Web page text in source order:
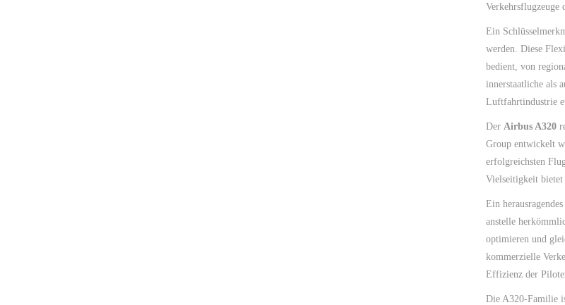
Verkehrsflugzeuge
Ein
werden. Diese
bedient, von
innerstaatliche als
Luftfahrtindustrie
Der Airbus A320
Group entwickelt
erfolgreichsten
Vielseitigkeit bietet
Ein
anstelle
optimieren und
kommerzielle
Effizienz der
Die A320-Familie